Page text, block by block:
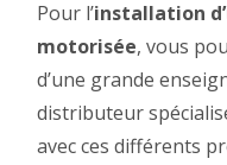
Pour l’installation
motorisée, vous
d’une grande
distributeur
avec ces différents